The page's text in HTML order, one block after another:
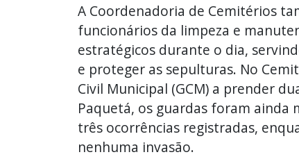
A Coordenadoria de Cemitérios
funcionários da limpeza e
estratégicos durante o dia,
e proteger as sepulturas. No
Civil Municipal (GCM) a prender
Paquetá, os guardas foram ainda
três ocorrências registradas,
nenhuma invasão.